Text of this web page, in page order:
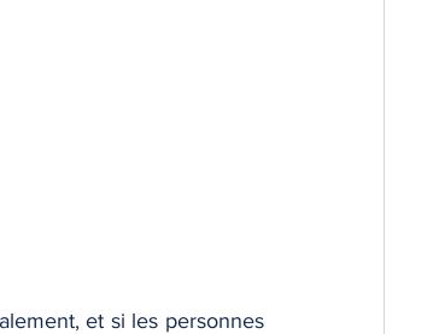
et si les personnes